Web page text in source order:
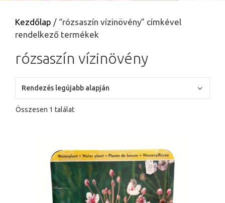
Kezdőlap / “rózsaszín vízinövény” címkével
rendelkező termékek
rózsaszín vízinövény
Összesen 1 találat